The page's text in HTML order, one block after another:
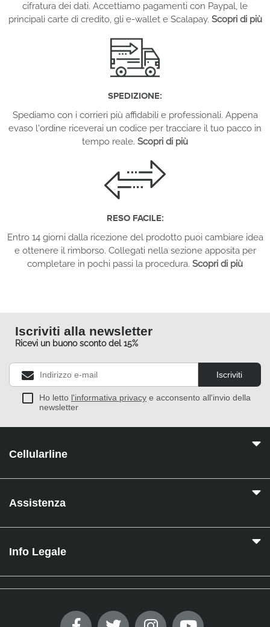
cifratura dei dati. Accettiamo pagamenti con Paypal, le
principali carte di credito, gli e-wallet e Scalapay. Scopri di più
SPEDIZIONE:
Spediamo con i corrieri più affidabili e professionali. Appena
evaso l'ordine riceverai un codice per tracciare il tuo pacco in
tempo reale. Scopri di più
RESO FACILE:
Entro 14 giorni dalla ricezione del prodotto puoi cambiare idea
e ottenere il rimborso. Collegati nella sezione apposita per
completare in pochi passi la procedura. Scopri di più
Iscriviti alla newsletter
Ricevi un buono sconto del 15%
Iscriviti
Ho letto l'informativa privacy e acconsento all'invio della
newsletter
Cellularline
Assistenza
Info Legale